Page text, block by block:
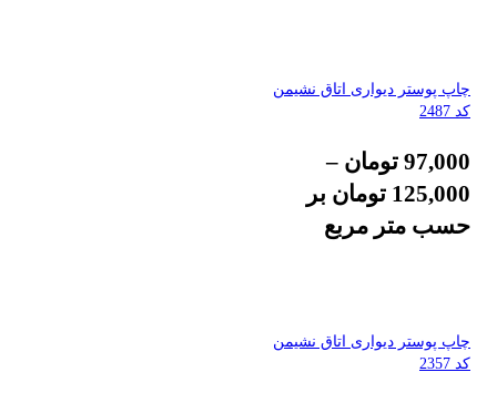
چاپ پوستر دیواری اتاق نشیمن
کد 2487
97,000 تومان –
125,000 تومان بر
حسب متر مربع
چاپ پوستر دیواری اتاق نشیمن
کد 2357